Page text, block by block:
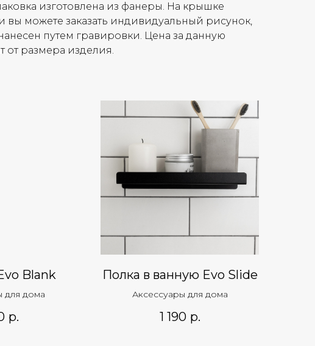
изготовлена из фанеры. На крышке
вы можете заказать индивидуальный рисунок,
путем гравировки. Цена за данную
от размера изделия.
Blank
для дома
р.
Полка в ванную Evo Slide
Аксессуары для дома
1 190 р.